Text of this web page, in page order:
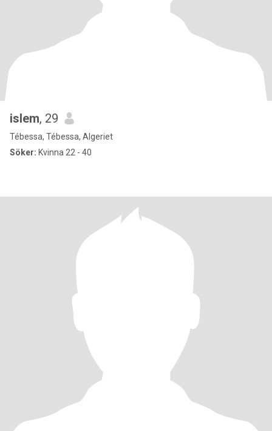
islem, 29
Tébessa, Tébessa, Algeriet
Söker: Kvinna 22 - 40